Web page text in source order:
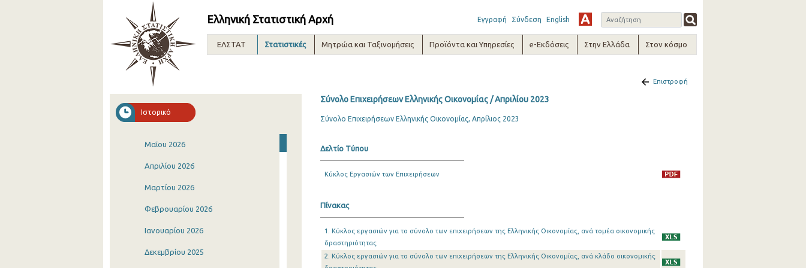
Ελληνική Στατιστική Αρχή Εγγραφή Σύνδεση English
ΕΛΣΤΑΤ Στατιστικές Μητρώα και Ταξινομήσεις Προϊόντα και Υπηρεσίες e-Εκδόσεις Στην Ελλάδα Στον κόσμο
Ιστορικό
Μαΐου 2026
Απριλίου 2026
Μαρτίου 2026
Φεβρουαρίου 2026
Ιανουαρίου 2026
Δεκεμβρίου 2025
Επιστροφή
Σύνολο Επιχειρήσεων Ελληνικής Οικονομίας / Απριλίου 2023
Σύνολο Επιχειρήσεων Ελληνικής Οικονομίας, Απρίλιος 2023
Δελτίο Τύπου
Κύκλος Εργασιών των Επιχειρήσεων
Πίνακας
1. Κύκλος εργασιών για το σύνολο των επιχειρήσεων της Ελληνικής Οικονομίας, ανά τομέα οικονομικής
δραστηριότητας
2. Κύκλος εργασιών για το σύνολο των επιχειρήσεων της Ελληνικής Οικονομίας, ανά κλάδο οικονομικής